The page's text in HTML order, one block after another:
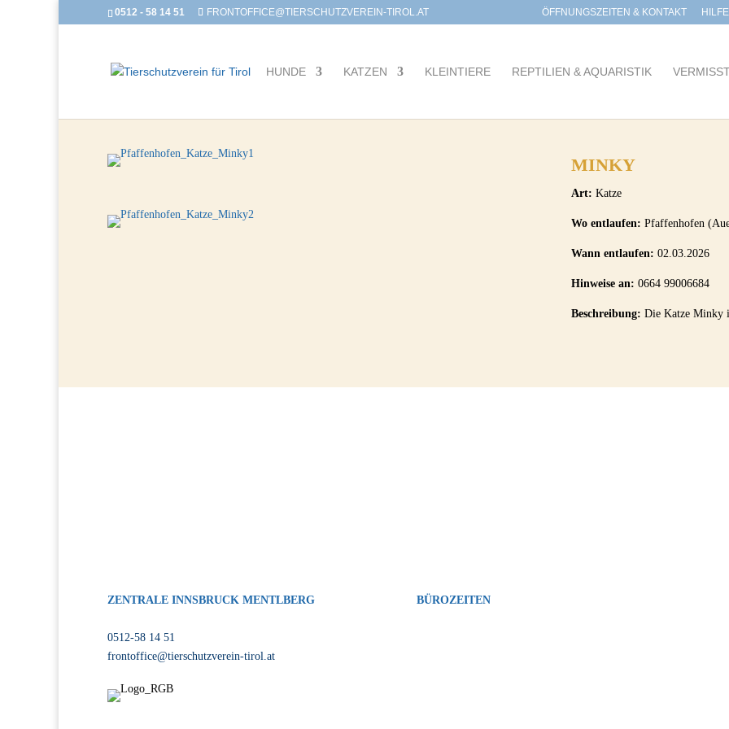
0512 - 58 14 51 FRONTOFFICE@TIERSCHUTZVEREIN-TIROL.AT ÖFFNUNGSZEITEN & KONTAKT
HUNDE KATZEN KLEINTIERE REPTILIEN & AQUARISTIK
MINKY
Art: Katze
Wo entlaufen: Pfaffenhofen
Wann entlaufen: 02.03.2026
Hinweise an: 0664 99006684
Beschreibung: Die Katze Minky
ZENTRALE INNSBRUCK MENTLBERG
0512-58 14 51
frontoffice@tierschutzverein-tirol.at
BÜROZEITEN